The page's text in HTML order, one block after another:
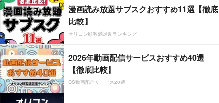
漫画読み放題サブスクおすすめ11選【徹底
比較】
オリコン顧客満足度ランキング
2026年動画配信サービスおすすめ40選
【徹底比較】
CS動画配信サービス20選